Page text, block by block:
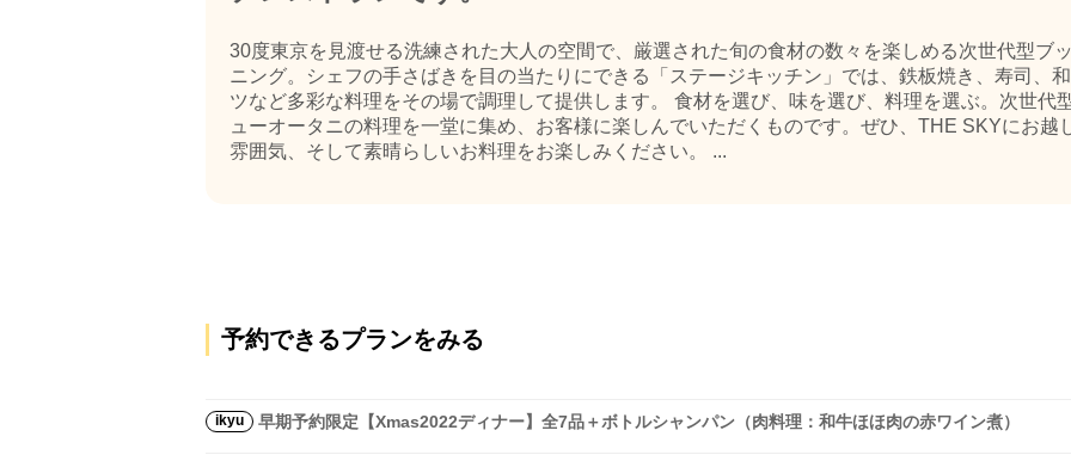
30度東京を見渡せる洗練された大人の空間で、厳選された旬の食材の数々を楽しめる次世代型ブ
ニング。シェフの手さばきを目の当たりにできる「ステージキッチン」では、鉄板焼き、寿司、
ツなど多彩な料理をその場で調理して提供します。 食材を選び、味を選び、料理を選ぶ。次世代
ューオータニの料理を一堂に集め、お客様に楽しんでいただくものです。ぜひ、THE SKYにお越
雰囲気、そして素晴らしいお料理をお楽しみください。 ...
予約できるプランをみる
ikyu 早期予約限定【Xmas2022ディナー】全7品＋ボトルシャンパン（肉料理：和牛ほほ肉の赤ワイン煮）